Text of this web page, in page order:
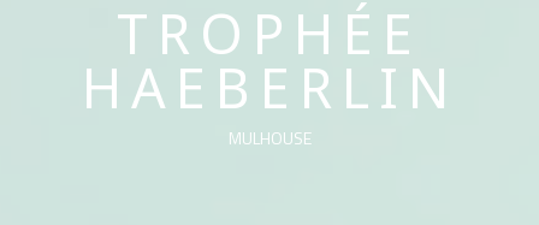
TROPHÉE
HAEBERLIN
MULHOUSE